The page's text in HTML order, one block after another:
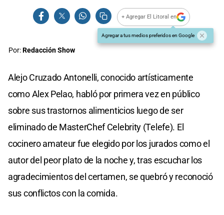
+ Agregar El Litoral en
Agregar a tus medios preferidos en Google
Por:Redacción Show
Alejo Cruzado Antonelli, conocido artísticamente
como Alex Pelao, habló por primera vez en público
sobre sus trastornos alimenticios luego de ser
eliminado de MasterChef Celebrity (Telefe). El
cocinero amateur fue elegido por los jurados como el
autor del peor plato de la noche y, tras escuchar los
agradecimientos del certamen, se quebró y reconoció
sus conflictos con la comida.